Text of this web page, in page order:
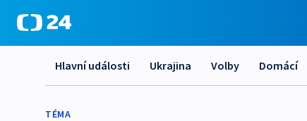
Hlavní události Ukrajina Volby Domácí
TÉMA